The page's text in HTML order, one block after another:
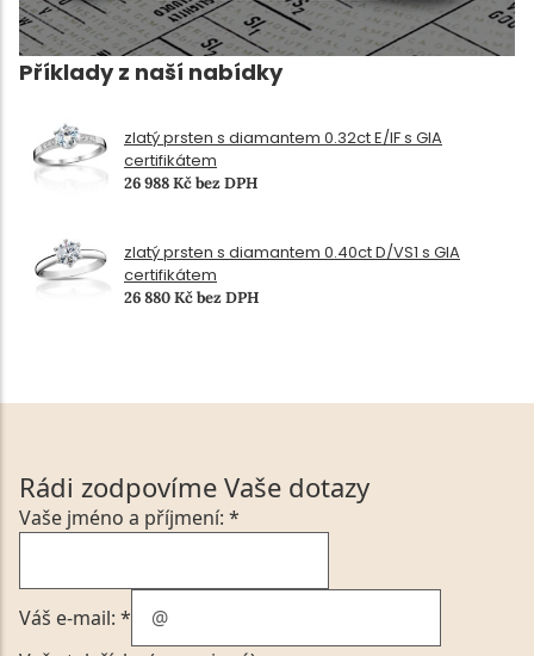
Příklady z naší nabídky
zlatý prsten s diamantem 0.32ct E/IF s GIA
certifikátem
26 988 Kč bez DPH
zlatý prsten s diamantem 0.40ct D/VS1 s GIA
certifikátem
26 880 Kč bez DPH
Rádi zodpovíme Vaše dotazy
Vaše jméno a příjmení: *
Váš e-mail: *